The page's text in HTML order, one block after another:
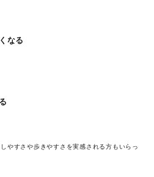
なる
やすさや歩きやすさを実感される方もいらっ